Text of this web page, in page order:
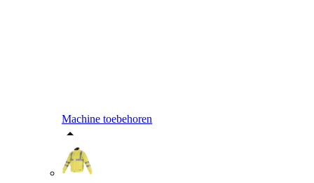
Machine toebehoren